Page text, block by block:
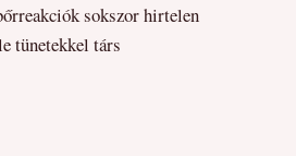
sokszor hirtelen
tünetekkel társ